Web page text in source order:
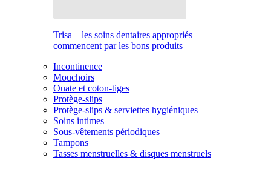
Trisa – les soins dentaires appropriés
commencent par les bons produits
Incontinence
Mouchoirs
Ouate et coton-tiges
Protège-slips
Protège-slips & serviettes hygiéniques
Soins intimes
Sous-vêtements périodiques
Tampons
Tasses menstruelles & disques menstruels